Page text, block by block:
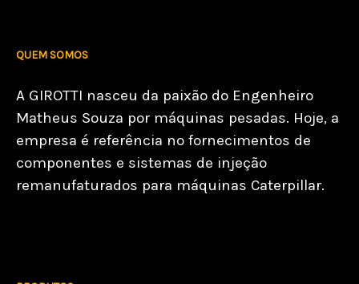
QUEM SOMOS
A GIROTTI nasceu da paixão do Engenheiro
Matheus Souza por máquinas pesadas. Hoje, a
empresa é referência no fornecimentos de
componentes e sistemas de injeção
remanufaturados para máquinas Caterpillar.